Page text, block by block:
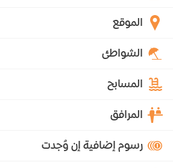
الموقع
الشواطئ
المسابح
المرافق
رسوم إضافية إن وُجدت